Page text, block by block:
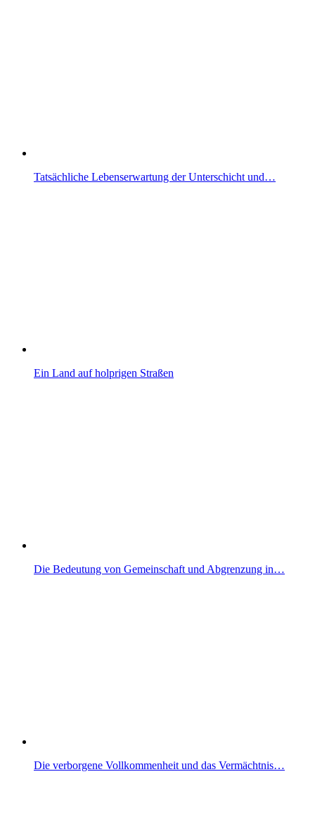
Tatsächliche Lebenserwartung der Unterschicht und…
Ein Land auf holprigen Straßen
Die Bedeutung von Gemeinschaft und Abgrenzung in…
Die verborgene Vollkommenheit und das Vermächtnis…